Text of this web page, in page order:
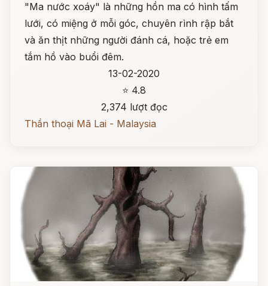
"Ma nước xoáy" là những hồn ma có hình tấm
lưới, có miệng ở mỗi góc, chuyên rình rập bắt
và ăn thịt những người đánh cá, hoặc trẻ em
tắm hồ vào buổi đêm.
13-02-2020
⭐ 4.8
2,374 lượt đọc
Thần thoại Mã Lai - Malaysia